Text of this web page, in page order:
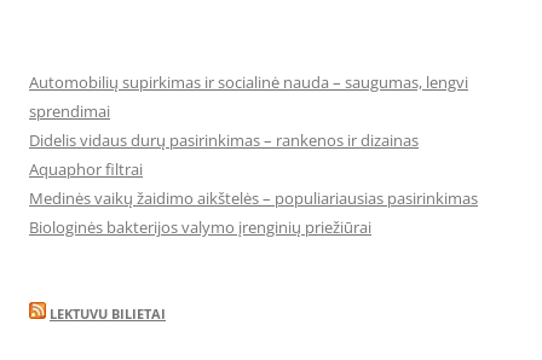
Automobilių supirkimas ir socialinė nauda – saugumas, lengvi
sprendimai
Didelis vidaus durų pasirinkimas – rankenos ir dizainas
Aquaphor filtrai
Medinės vaikų žaidimo aikštelės – populiariausias pasirinkimas
Biologinės bakterijos valymo įrenginių priežiūrai
LEKTUVU BILIETAI